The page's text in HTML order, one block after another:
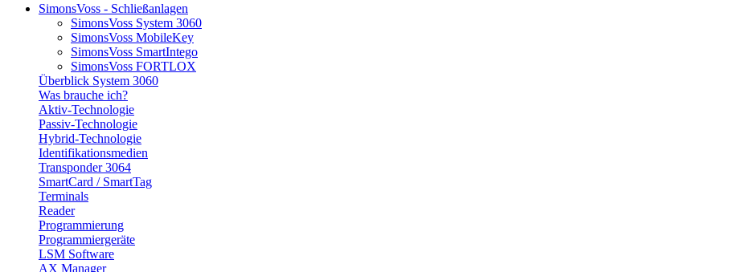
SimonsVoss - Schließanlagen
SimonsVoss System 3060
SimonsVoss MobileKey
SimonsVoss SmartIntego
SimonsVoss FORTLOX
Überblick System 3060
Was brauche ich?
Aktiv-Technologie
Passiv-Technologie
Hybrid-Technologie
Identifikationsmedien
Transponder 3064
SmartCard / SmartTag
Terminals
Reader
Programmierung
Programmiergeräte
LSM Software
AX Manager